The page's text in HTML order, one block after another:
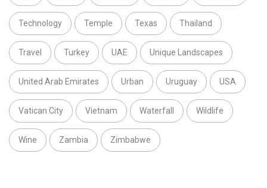
Technology Temple Texas Thailand
Travel Turkey UAE Unique Landscapes
United Arab Emirates Urban Uruguay USA
Vatican City Vietnam Waterfall Wildlife
Wine Zambia Zimbabwe